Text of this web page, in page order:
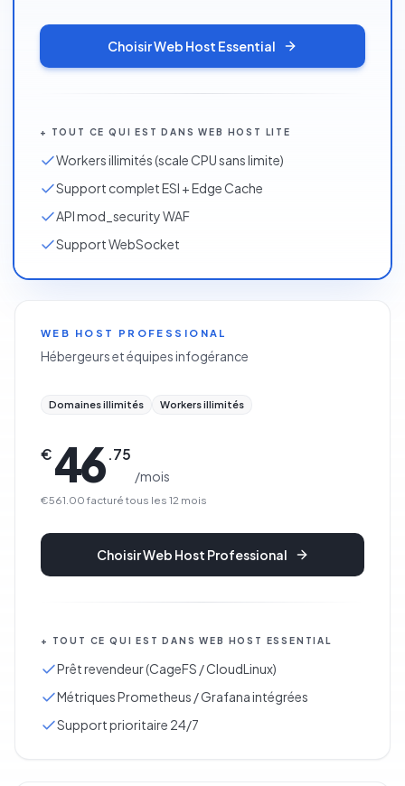
ChoisirWeb Host Essential
+ TOUT CE QUI EST DANS WEB HOST LITE
Workers illimités (scale CPU sans limite)
Support complet ESI + Edge Cache
API mod_security WAF
Support WebSocket
WEB HOST PROFESSIONAL
Hébergeurs et équipes infogérance
Domaines illimités Workers illimités
€46.75
/mois
€561.00 facturé tous les 12 mois
ChoisirWeb Host Professional
+ TOUT CE QUI EST DANS WEB HOST ESSENTIAL
Prêt revendeur (CageFS / CloudLinux)
Métriques Prometheus / Grafana intégrées
Support prioritaire 24/7